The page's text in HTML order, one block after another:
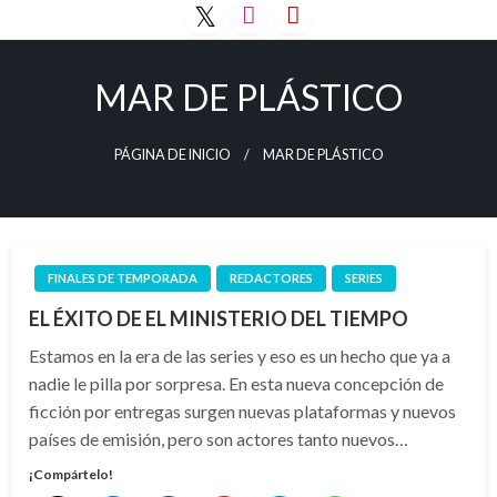
al
MAR DE PLÁSTICO
PÁGINA DE INICIO MAR DE PLÁSTICO
FINALES DE TEMPORADA REDACTORES SERIES
EL ÉXITO DE EL MINISTERIO DEL TIEMPO
Estamos en la era de las series y eso es un hecho que ya a
nadie le pilla por sorpresa. En esta nueva concepción de
ficción por entregas surgen nuevas plataformas y nuevos
países de emisión, pero son actores tanto nuevos…
¡Compártelo!